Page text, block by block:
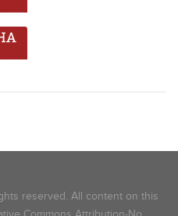
reserved. All content on this